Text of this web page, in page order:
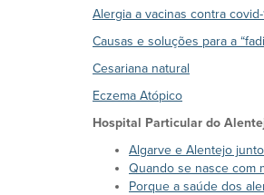
Alergia a vacinas contra covid-
Causas e soluções para a
Cesariana natural
Eczema Atópico
Hospital Particular do
Algarve e Alentejo
Quando se nasce com
Porque a saúde dos